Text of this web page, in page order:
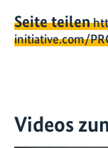
Seite teilen
initiative.com/
Videos